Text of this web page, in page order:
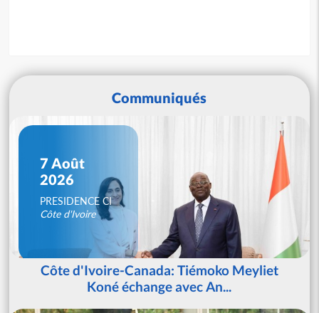
Communiqués
7 Août
2026
PRESIDENCE CI
Côte d'Ivoire
Côte d'Ivoire-Canada: Tiémoko Meyliet
Koné échange avec An...